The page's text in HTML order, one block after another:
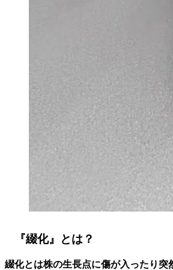
『綴化』とは ？
綴化とは株の生長点に傷が入ったり突